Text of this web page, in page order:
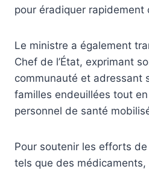
pour éradiquer rapidement
Le ministre a également
Chef de l’État, exprimant
communauté et adressant
familles endeuillées tout
personnel de santé
Pour soutenir les efforts
tels que des